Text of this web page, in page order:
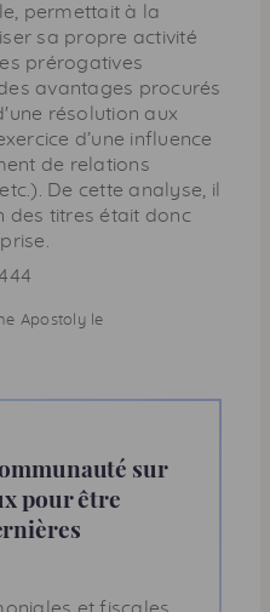
permettait à la
sa propre activité
prérogatives
avantages procurés
résolution aux
d’une influence
de relations
etc.). De cette analyse, il
des titres était donc
Apostoly le
sur
pour être
et fiscales,